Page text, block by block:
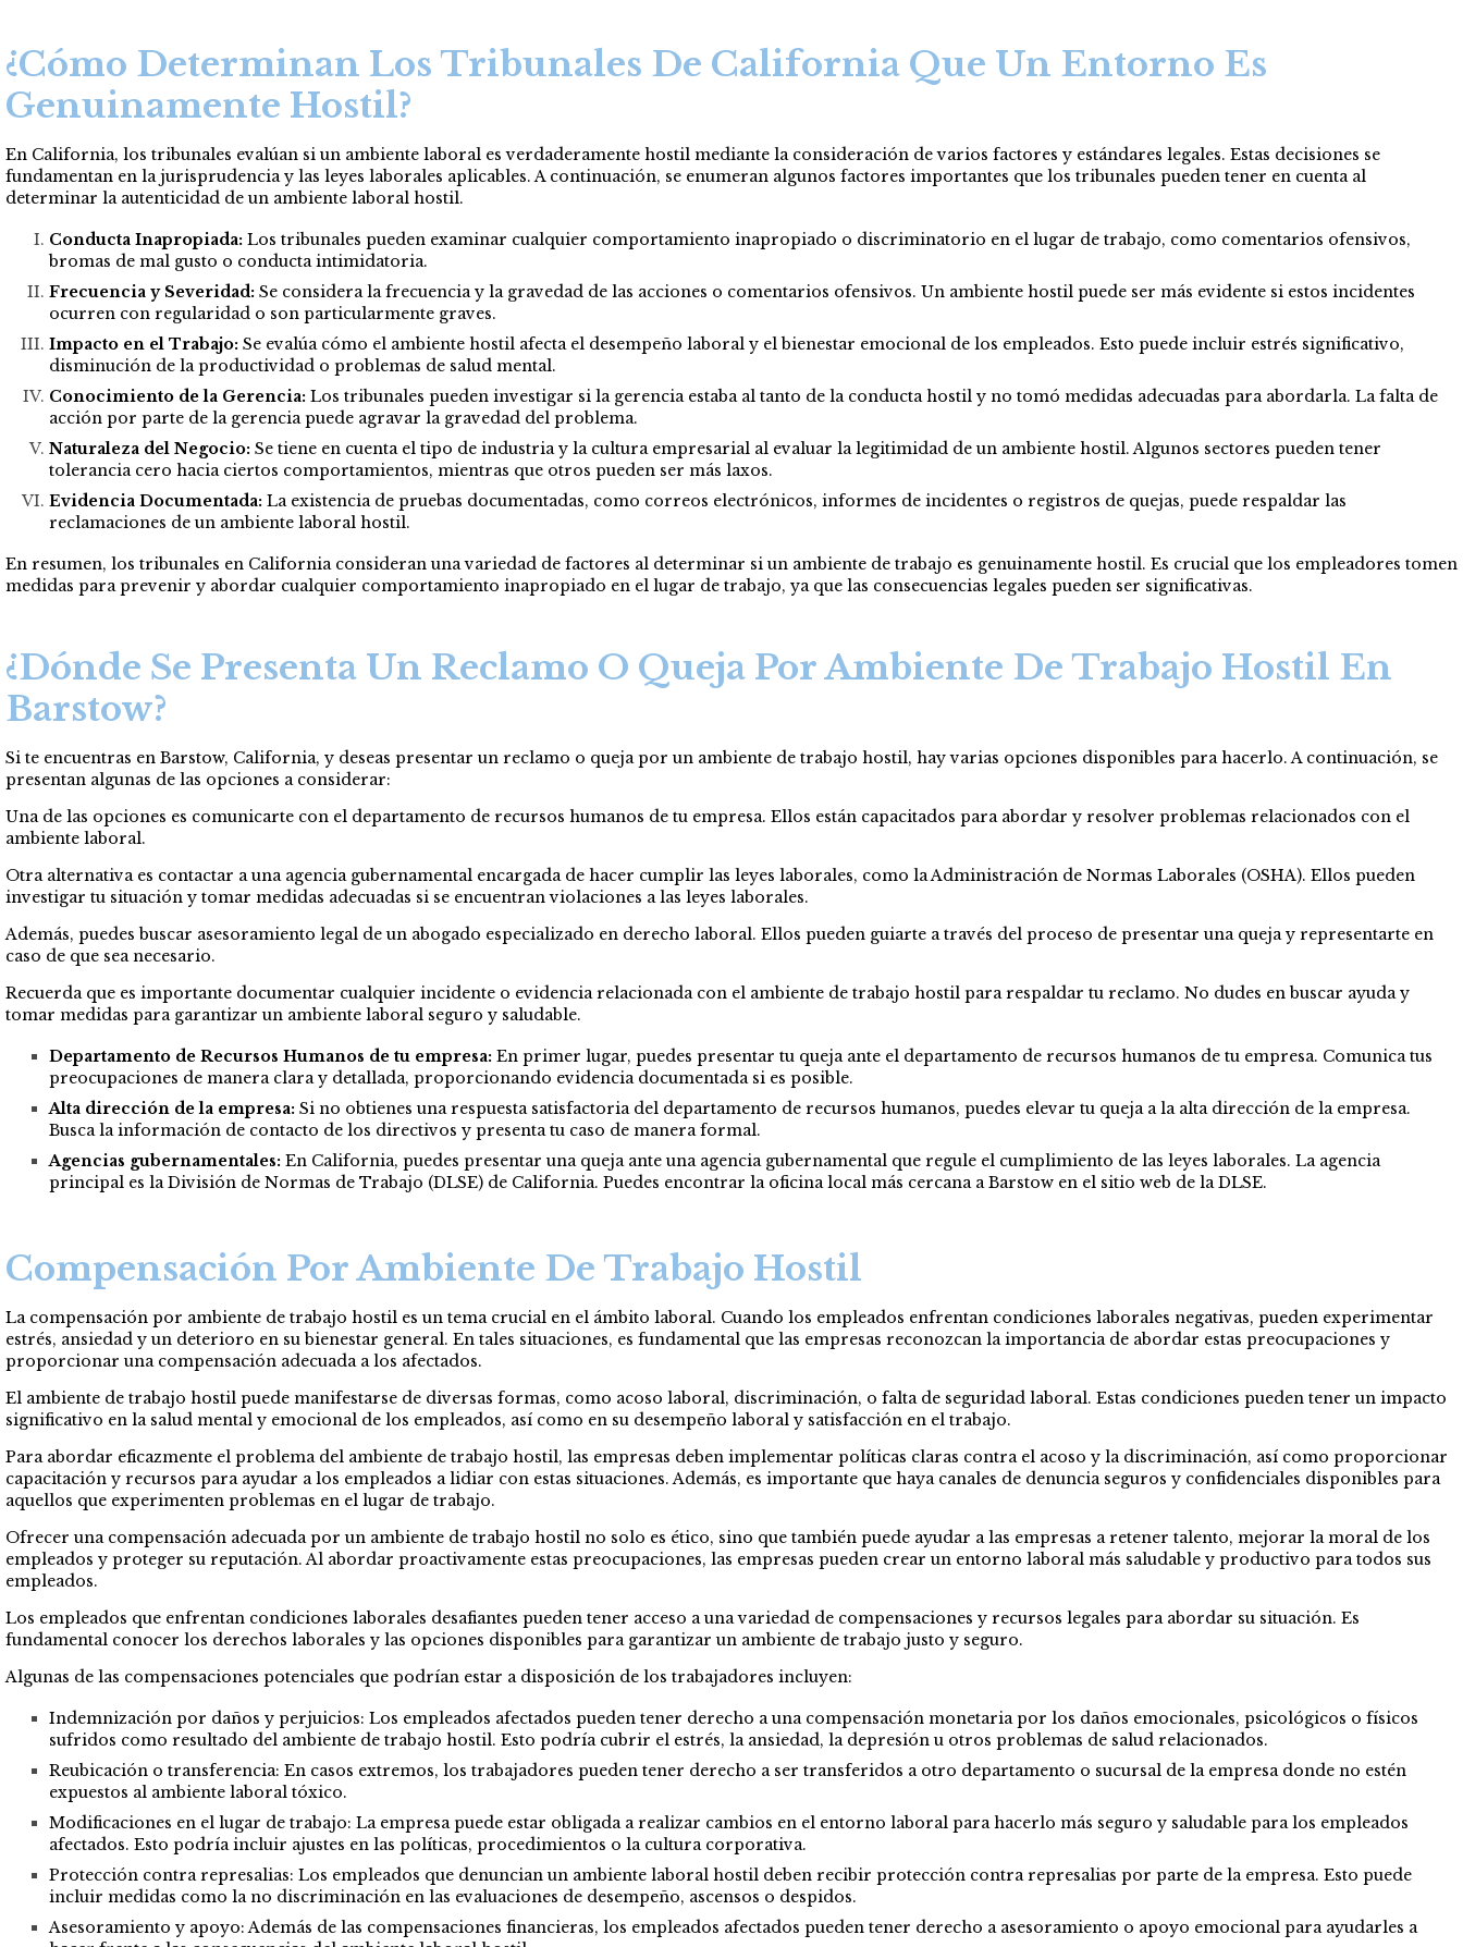
¿Cómo Determinan Los Tribunales De California Que Un Entorno Es
Genuinamente Hostil?
En California, los tribunales evalúan si un ambiente laboral es verdaderamente hostil mediante la consideración de varios factores y estándares legales. Estas decisiones se
fundamentan en la jurisprudencia y las leyes laborales aplicables. A continuación, se enumeran algunos factores importantes que los tribunales pueden tener en cuenta al
determinar la autenticidad de un ambiente laboral hostil.
Conducta Inapropiada: Los tribunales pueden examinar cualquier comportamiento inapropiado o discriminatorio en el lugar de trabajo, como comentarios ofensivos,
bromas de mal gusto o conducta intimidatoria.
Frecuencia y Severidad: Se considera la frecuencia y la gravedad de las acciones o comentarios ofensivos. Un ambiente hostil puede ser más evidente si estos incidentes
ocurren con regularidad o son particularmente graves.
Impacto en el Trabajo: Se evalúa cómo el ambiente hostil afecta el desempeño laboral y el bienestar emocional de los empleados. Esto puede incluir estrés significativo,
disminución de la productividad o problemas de salud mental.
Conocimiento de la Gerencia: Los tribunales pueden investigar si la gerencia estaba al tanto de la conducta hostil y no tomó medidas adecuadas para abordarla. La falta de
acción por parte de la gerencia puede agravar la gravedad del problema.
Naturaleza del Negocio: Se tiene en cuenta el tipo de industria y la cultura empresarial al evaluar la legitimidad de un ambiente hostil. Algunos sectores pueden tener
tolerancia cero hacia ciertos comportamientos, mientras que otros pueden ser más laxos.
Evidencia Documentada: La existencia de pruebas documentadas, como correos electrónicos, informes de incidentes o registros de quejas, puede respaldar las
reclamaciones de un ambiente laboral hostil.
En resumen, los tribunales en California consideran una variedad de factores al determinar si un ambiente de trabajo es genuinamente hostil. Es crucial que los empleadores tomen
medidas para prevenir y abordar cualquier comportamiento inapropiado en el lugar de trabajo, ya que las consecuencias legales pueden ser significativas.
¿Dónde Se Presenta Un Reclamo O Queja Por Ambiente De Trabajo Hostil En
Barstow?
Si te encuentras en Barstow, California, y deseas presentar un reclamo o queja por un ambiente de trabajo hostil, hay varias opciones disponibles para hacerlo. A continuación, se
presentan algunas de las opciones a considerar:
Una de las opciones es comunicarte con el departamento de recursos humanos de tu empresa. Ellos están capacitados para abordar y resolver problemas relacionados con el
ambiente laboral.
Otra alternativa es contactar a una agencia gubernamental encargada de hacer cumplir las leyes laborales, como la Administración de Normas Laborales (OSHA). Ellos pueden
investigar tu situación y tomar medidas adecuadas si se encuentran violaciones a las leyes laborales.
Además, puedes buscar asesoramiento legal de un abogado especializado en derecho laboral. Ellos pueden guiarte a través del proceso de presentar una queja y representarte en
caso de que sea necesario.
Recuerda que es importante documentar cualquier incidente o evidencia relacionada con el ambiente de trabajo hostil para respaldar tu reclamo. No dudes en buscar ayuda y
tomar medidas para garantizar un ambiente laboral seguro y saludable.
Departamento de Recursos Humanos de tu empresa: En primer lugar, puedes presentar tu queja ante el departamento de recursos humanos de tu empresa. Comunica tus
preocupaciones de manera clara y detallada, proporcionando evidencia documentada si es posible.
Alta dirección de la empresa: Si no obtienes una respuesta satisfactoria del departamento de recursos humanos, puedes elevar tu queja a la alta dirección de la empresa.
Busca la información de contacto de los directivos y presenta tu caso de manera formal.
Agencias gubernamentales: En California, puedes presentar una queja ante una agencia gubernamental que regule el cumplimiento de las leyes laborales. La agencia
principal es la División de Normas de Trabajo (DLSE) de California. Puedes encontrar la oficina local más cercana a Barstow en el sitio web de la DLSE.
Compensación Por Ambiente De Trabajo Hostil
La compensación por ambiente de trabajo hostil es un tema crucial en el ámbito laboral. Cuando los empleados enfrentan condiciones laborales negativas, pueden experimentar
estrés, ansiedad y un deterioro en su bienestar general. En tales situaciones, es fundamental que las empresas reconozcan la importancia de abordar estas preocupaciones y
proporcionar una compensación adecuada a los afectados.
El ambiente de trabajo hostil puede manifestarse de diversas formas, como acoso laboral, discriminación, o falta de seguridad laboral. Estas condiciones pueden tener un impacto
significativo en la salud mental y emocional de los empleados, así como en su desempeño laboral y satisfacción en el trabajo.
Para abordar eficazmente el problema del ambiente de trabajo hostil, las empresas deben implementar políticas claras contra el acoso y la discriminación, así como proporcionar
capacitación y recursos para ayudar a los empleados a lidiar con estas situaciones. Además, es importante que haya canales de denuncia seguros y confidenciales disponibles para
aquellos que experimenten problemas en el lugar de trabajo.
Ofrecer una compensación adecuada por un ambiente de trabajo hostil no solo es ético, sino que también puede ayudar a las empresas a retener talento, mejorar la moral de los
empleados y proteger su reputación. Al abordar proactivamente estas preocupaciones, las empresas pueden crear un entorno laboral más saludable y productivo para todos sus
empleados.
Los empleados que enfrentan condiciones laborales desafiantes pueden tener acceso a una variedad de compensaciones y recursos legales para abordar su situación. Es
fundamental conocer los derechos laborales y las opciones disponibles para garantizar un ambiente de trabajo justo y seguro.
Algunas de las compensaciones potenciales que podrían estar a disposición de los trabajadores incluyen:
Indemnización por daños y perjuicios: Los empleados afectados pueden tener derecho a una compensación monetaria por los daños emocionales, psicológicos o físicos
sufridos como resultado del ambiente de trabajo hostil. Esto podría cubrir el estrés, la ansiedad, la depresión u otros problemas de salud relacionados.
Reubicación o transferencia: En casos extremos, los trabajadores pueden tener derecho a ser transferidos a otro departamento o sucursal de la empresa donde no estén
expuestos al ambiente laboral tóxico.
Modificaciones en el lugar de trabajo: La empresa puede estar obligada a realizar cambios en el entorno laboral para hacerlo más seguro y saludable para los empleados
afectados. Esto podría incluir ajustes en las políticas, procedimientos o la cultura corporativa.
Protección contra represalias: Los empleados que denuncian un ambiente laboral hostil deben recibir protección contra represalias por parte de la empresa. Esto puede
incluir medidas como la no discriminación en las evaluaciones de desempeño, ascensos o despidos.
Asesoramiento y apoyo: Además de las compensaciones financieras, los empleados afectados pueden tener derecho a asesoramiento o apoyo emocional para ayudarles a